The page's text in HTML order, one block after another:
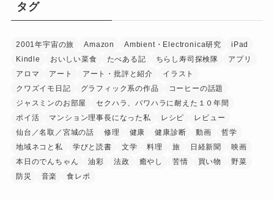
タグ
2001年宇宙の旅 Amazon Ambient・Electronica研究
iPad
Kindle
おいしい菜食 たべある記 ちらし寿司探検隊
アプリ
アロマ
アート アート・批評と紹介
イラスト
クワズイモ日記
グラフィック系の作品
コーヒーの話題
ジャスミンのお部屋
セクハラ、パワハラに耐えた１０年間
ポイ活
マンション理事長になった私 レシピ
レビュー
仙台／名取／宮城の話
修理 健康 健康診断 動画
哲学
地域ネコと私
学びと読書 文学 料理 旅 日経新聞
映画
本日のでんちゃん
油彩 法政 癒やし 苦情 買い物
野菜
防災
音楽 食レポ